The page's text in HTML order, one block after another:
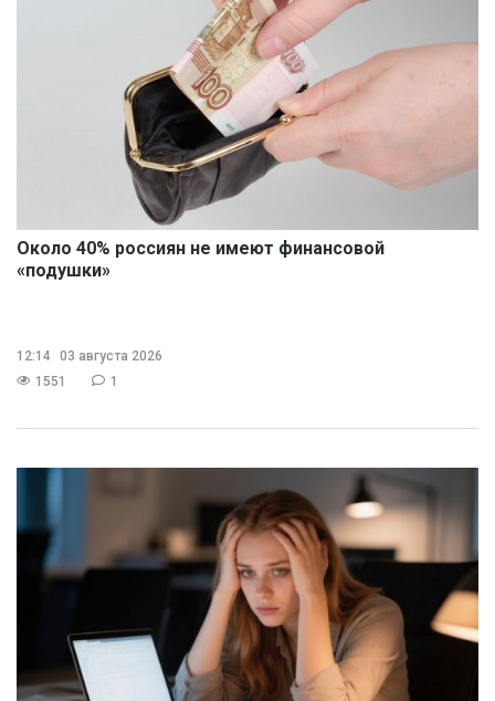
Около 40% россиян не имеют финансовой
«подушки»
12:14
03 августа 2026
1551
1